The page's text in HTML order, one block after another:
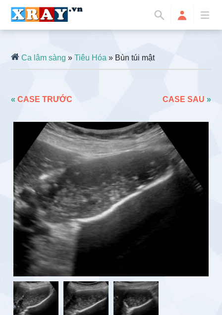
Ca lâm sàng »Tiêu Hóa » Bùn túi mật
«CASE TRƯỚC CASE SAU »